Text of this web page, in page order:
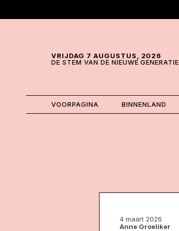
VRIJDAG 7 AUGUSTUS, 2026
DE STEM VAN DE NIEUWE GENERATIE
VOORPAGINA BINNENLAND
4 maart 2026
Anne Groeliker